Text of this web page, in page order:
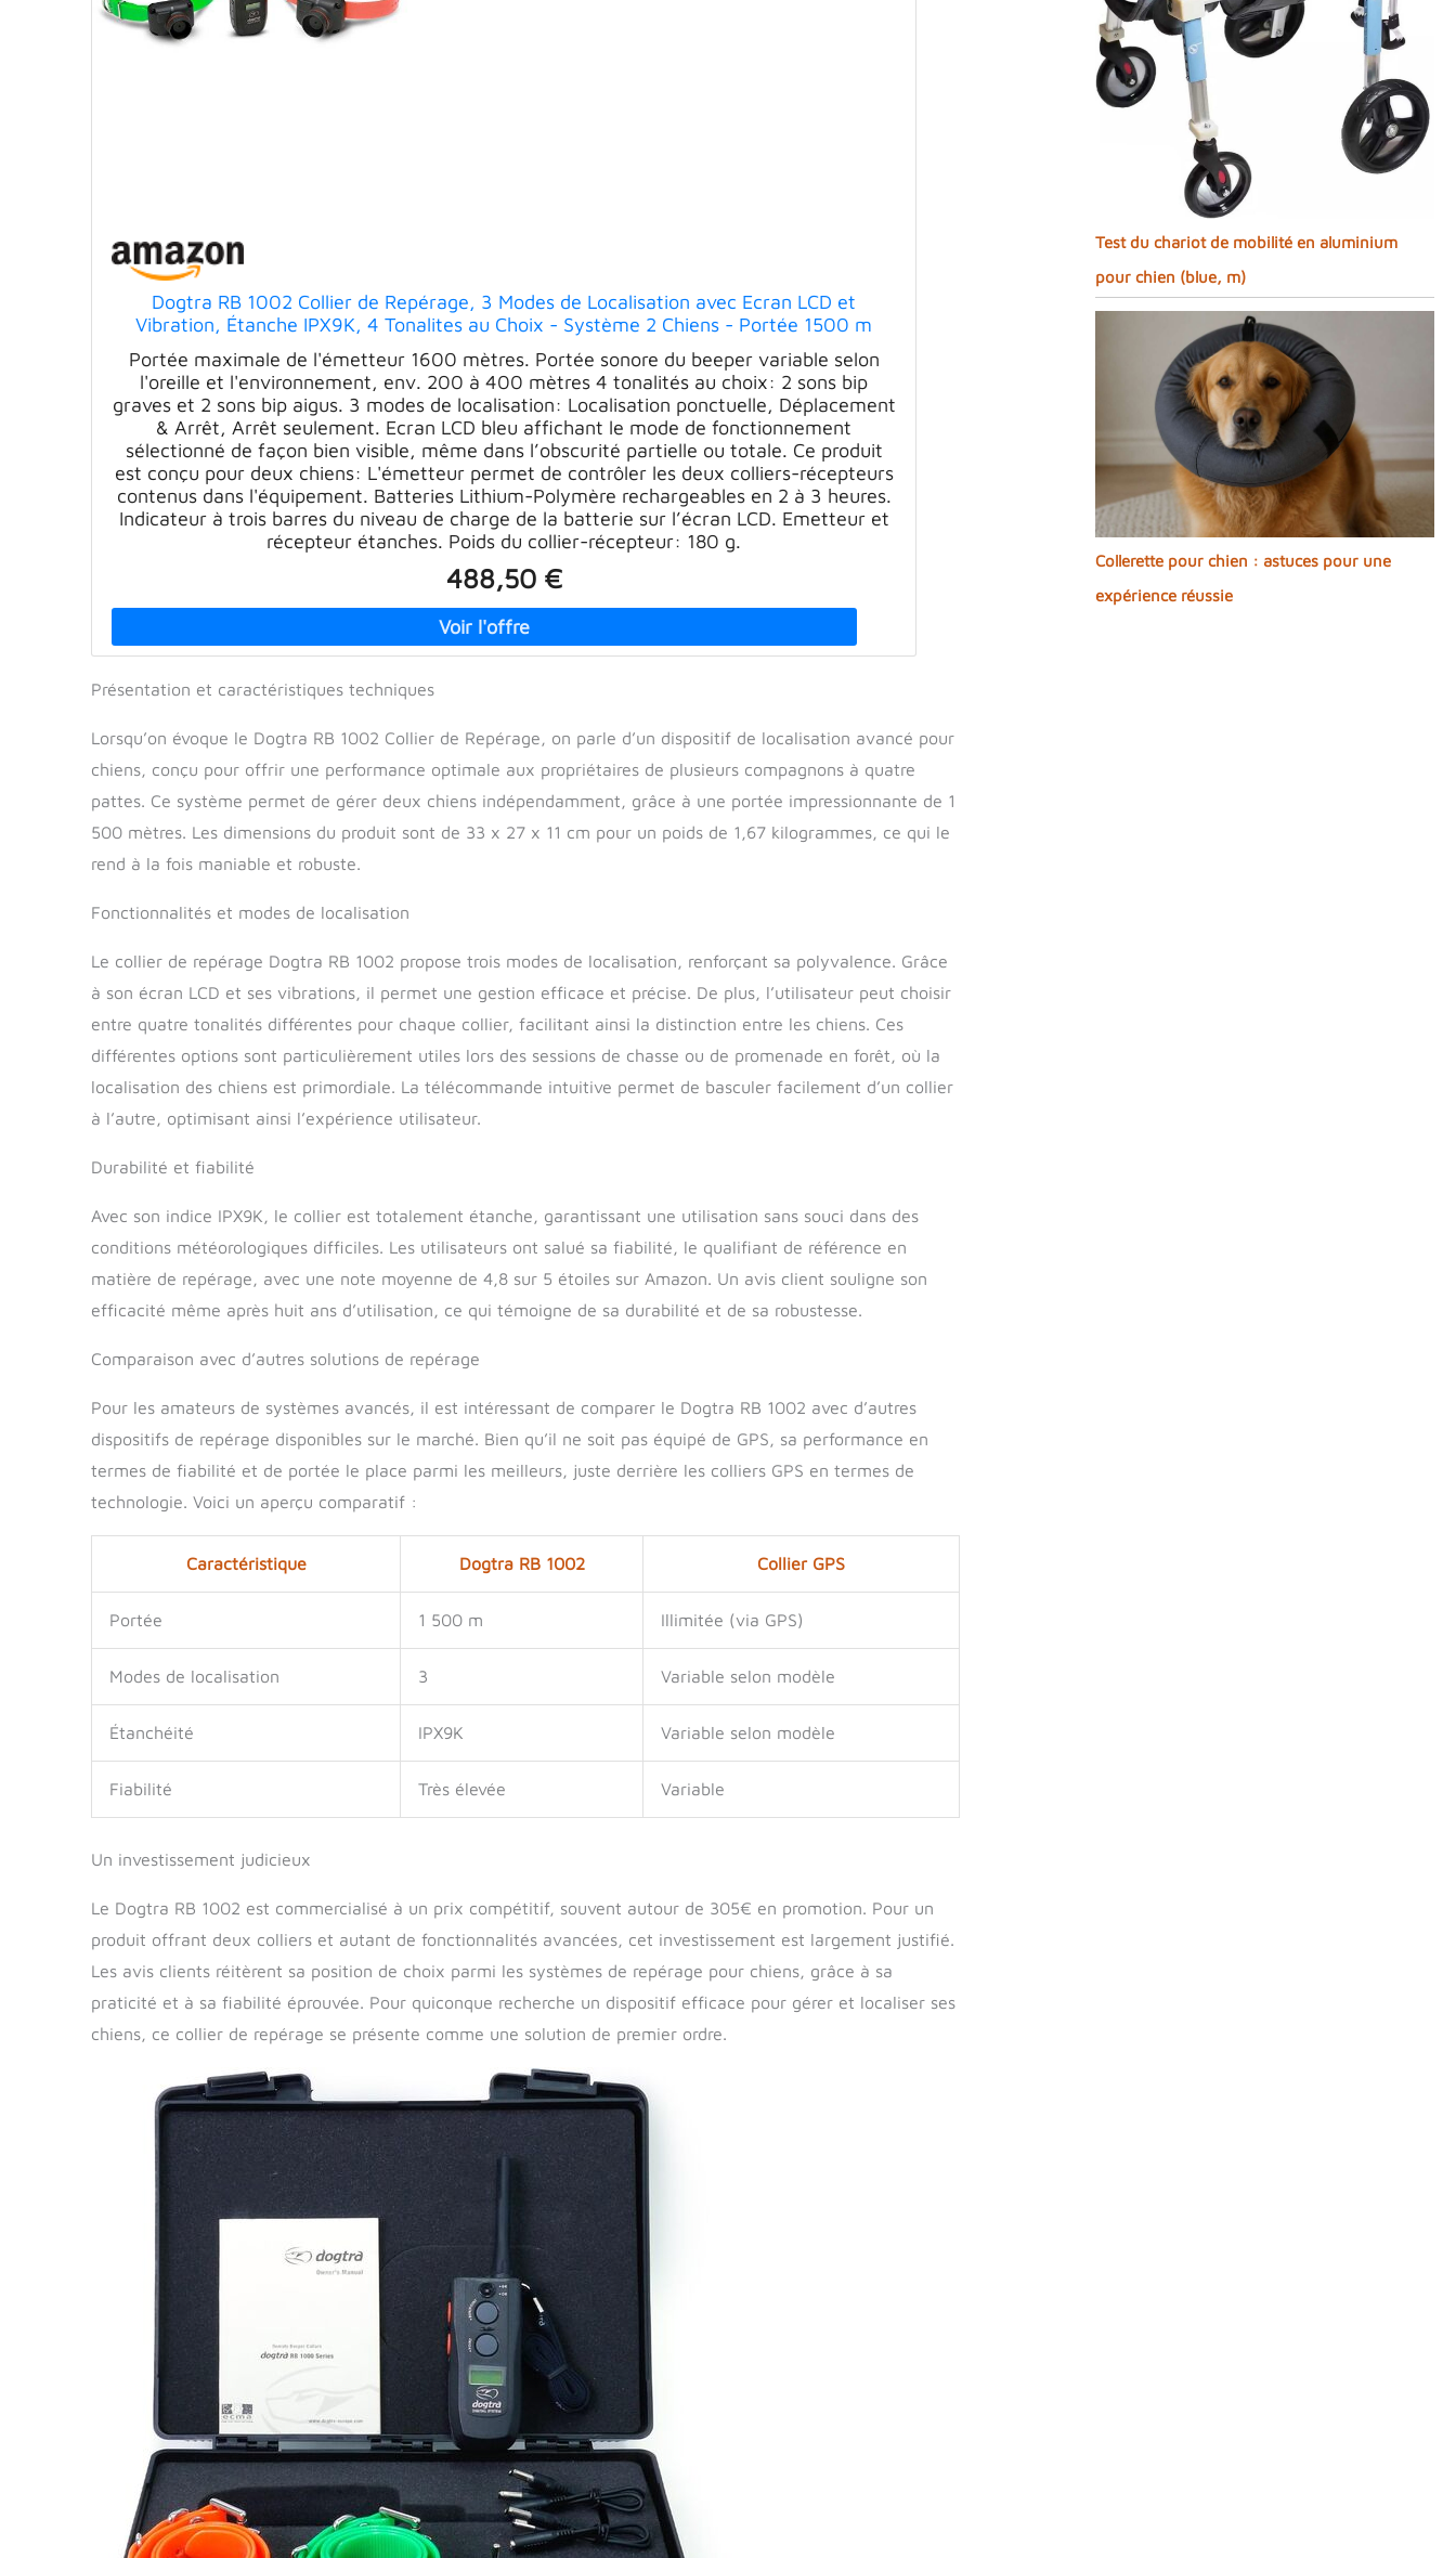
Dogtra RB 1002 Collier de Repérage, 3 Modes de Localisation avec Ecran LCD et
Vibration, Étanche IPX9K, 4 Tonalites au Choix - Système 2 Chiens - Portée 1500 m
Portée maximale de l'émetteur 1600 mètres. Portée sonore du beeper variable selon
l'oreille et l'environnement, env. 200 à 400 mètres 4 tonalités au choix: 2 sons bip
graves et 2 sons bip aigus. 3 modes de localisation: Localisation ponctuelle, Déplacement
& Arrêt, Arrêt seulement. Ecran LCD bleu affichant le mode de fonctionnement
sélectionné de façon bien visible, même dans l’obscurité partielle ou totale. Ce produit
est conçu pour deux chiens: L'émetteur permet de contrôler les deux colliers-récepteurs
contenus dans l'équipement. Batteries Lithium-Polymère rechargeables en 2 à 3 heures.
Indicateur à trois barres du niveau de charge de la batterie sur l’écran LCD. Emetteur et
récepteur étanches. Poids du collier-récepteur: 180 g.
488,50 €
Présentation et caractéristiques techniques
Lorsqu’on évoque le Dogtra RB 1002 Collier de Repérage, on parle d’un dispositif de localisation avancé pour
chiens, conçu pour offrir une performance optimale aux propriétaires de plusieurs compagnons à quatre
pattes. Ce système permet de gérer deux chiens indépendamment, grâce à une portée impressionnante de 1
500 mètres. Les dimensions du produit sont de 33 x 27 x 11 cm pour un poids de 1,67 kilogrammes, ce qui le
rend à la fois maniable et robuste.
Fonctionnalités et modes de localisation
Le collier de repérage Dogtra RB 1002 propose trois modes de localisation, renforçant sa polyvalence. Grâce
à son écran LCD et ses vibrations, il permet une gestion efficace et précise. De plus, l’utilisateur peut choisir
entre quatre tonalités différentes pour chaque collier, facilitant ainsi la distinction entre les chiens. Ces
différentes options sont particulièrement utiles lors des sessions de chasse ou de promenade en forêt, où la
localisation des chiens est primordiale. La télécommande intuitive permet de basculer facilement d’un collier
à l’autre, optimisant ainsi l’expérience utilisateur.
Durabilité et fiabilité
Avec son indice IPX9K, le collier est totalement étanche, garantissant une utilisation sans souci dans des
conditions météorologiques difficiles. Les utilisateurs ont salué sa fiabilité, le qualifiant de référence en
matière de repérage, avec une note moyenne de 4,8 sur 5 étoiles sur Amazon. Un avis client souligne son
efficacité même après huit ans d’utilisation, ce qui témoigne de sa durabilité et de sa robustesse.
Comparaison avec d’autres solutions de repérage
Pour les amateurs de systèmes avancés, il est intéressant de comparer le Dogtra RB 1002 avec d’autres
dispositifs de repérage disponibles sur le marché. Bien qu’il ne soit pas équipé de GPS, sa performance en
termes de fiabilité et de portée le place parmi les meilleurs, juste derrière les colliers GPS en termes de
technologie. Voici un aperçu comparatif :
Caractéristique Dogtra RB 1002 Collier GPS
Portée 1 500 m Illimitée (via GPS)
Modes de localisation 3 Variable selon modèle
Étanchéité IPX9K Variable selon modèle
Fiabilité Très élevée Variable
Un investissement judicieux
Le Dogtra RB 1002 est commercialisé à un prix compétitif, souvent autour de 305€ en promotion. Pour un
produit offrant deux colliers et autant de fonctionnalités avancées, cet investissement est largement justifié.
Les avis clients réitèrent sa position de choix parmi les systèmes de repérage pour chiens, grâce à sa
praticité et à sa fiabilité éprouvée. Pour quiconque recherche un dispositif efficace pour gérer et localiser ses
chiens, ce collier de repérage se présente comme une solution de premier ordre.
Test du chariot de mobilité en aluminium
pour chien (blue, m)
Collerette pour chien : astuces pour une
expérience réussie